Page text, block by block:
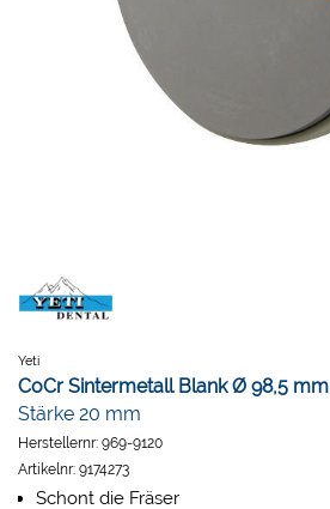
Yeti
CoCr Sintermetall Blank Ø 98,5 mm
Stärke 20 mm
Herstellernr: 969-9120
Artikelnr: 9174273
Schont die Fräser